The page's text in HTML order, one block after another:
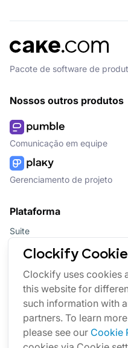
Clockify
Clockify uses cookies
this website for
such information with
partners. To learn
please see our Cookie
Pacote de software de
Nossos outros produtos
Comunicação em equipe
Gerenciamento de projeto
Plataforma
Suite
Pacote
Updates
Marketplace